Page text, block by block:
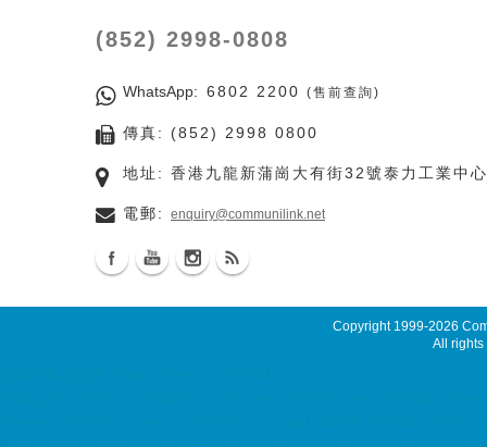
(852) 2998-0808
WhatsApp: 6802 2200 (售前查詢)
傳真: (852) 2998 0800
地址: 香港九龍新蒲崗大有街32號泰力工業中
電郵: enquiry@communilink.net
Copyright 1999-2026
All rights